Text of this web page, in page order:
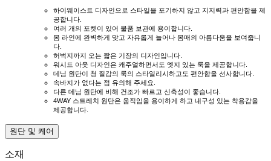
하이웨이스트 디자인으로 스타일을 포기하지 않고 지지력과 편안함을 제
공합니다.
여러 개의 포켓이 있어 물품 보관에 용이합니다.
몸 라인에 완벽하게 맞고 자유롭게 늘어나 몸매의 아름다움을 보여줍니
다.
허벅지까지 오는 짧은 기장의 디자인입니다.
워시드 아웃 디자인은 캐주얼하면서도 엣지 있는 룩을 제공합니다.
데님 원단이 청 질감의 룩의 스타일리시하고도 편안함을 선사합니다.
속바지가 없다는 점 유의해 주세요.
다른 데님 원단에 비해 건조가 빠르고 신축성이 좋습니다.
4WAY 스트레치 원단은 움직임을 용이하게 하고 내구성 있는 착용감을
제공합니다.
원단 및 케어
소재